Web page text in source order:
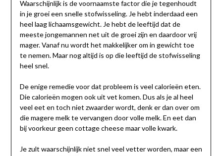
Waarschijnlijk is de voornaamste factor die je tegenhoudt
in je groei een snelle stofwisseling. Je hebt inderdaad een
heel laag lichaamsgewicht. Je hebt de leeftijd dat de
meeste jongemannen net uit de groei zijn en daardoor vrij
mager. Vanaf nu wordt het makkelijker om in gewicht toe
te nemen. Maar nog altijd is op die leeftijd de stofwisseling
heel snel.
De enige remedie voor dat probleem is veel calorieën eten.
Die calorieën mogen ook uit vet komen. Dus als je al heel
veel eet en toch niet zwaarder wordt, denk er dan over om
die magere melk te vervangen door volle melk. En eet dan
bij voorkeur geen cottage cheese maar volle kwark.
Je zult waarschijnlijk niet snel veel vetter worden, maar een